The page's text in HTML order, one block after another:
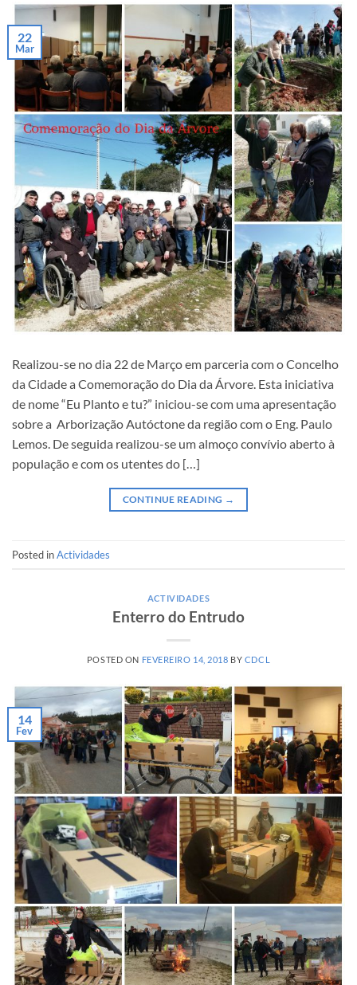
22
Mar
Realizou-se no dia 22 de Março em parceria com o Concelho
da Cidade a Comemoração do Dia da Árvore. Esta iniciativa
de nome “Eu Planto e tu?” iniciou-se com uma apresentação
sobre a Arborização Autóctone da região com o Eng. Paulo
Lemos. De seguida realizou-se um almoço convívio aberto à
população e com os utentes do […]
CONTINUE READING →
Posted inActividades
ACTIVIDADES
Enterro do Entrudo
POSTED ON FEVEREIRO 14, 2018 BY CDCL
14
Fev